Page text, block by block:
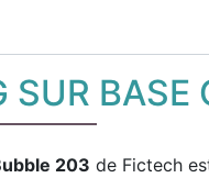
SUR BASE
203 de Fictech